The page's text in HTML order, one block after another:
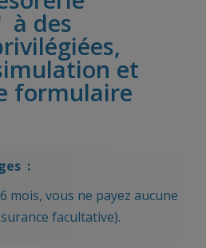
à des
et
formulaire
:
mois, vous ne payez aucune
facultative).